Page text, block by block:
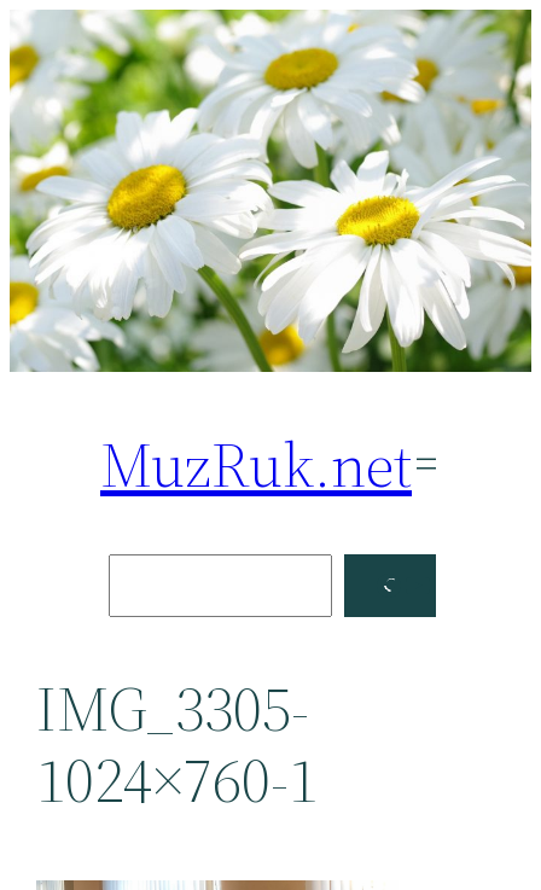
Перейти
к
содержимому
MuzRuk.net
Facebook
IMG_3305-
1024×760-1